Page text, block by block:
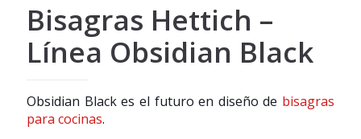
Bisagras Hettich –
Línea Obsidian Black
Obsidian Black es el futuro en diseño de bisagras
para cocinas.